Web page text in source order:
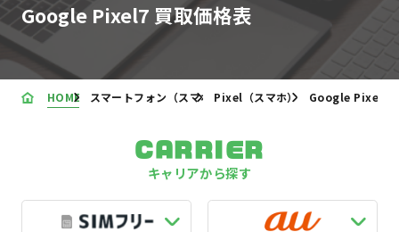
Google Pixel7 買取価格表
HOME スマートフォン（スマホ）の買取価格表
Pixel（スマホ）買取価格表
Google Pixel7
CARRIER
キャリアから探す